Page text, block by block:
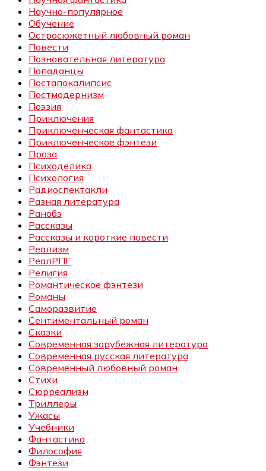
Научно-популярное
Обучение
Остросюжетный любовный роман
Повести
Познавательная литература
Попаданцы
Постапокалипсис
Постмодернизм
Поэзия
Приключения
Приключенческая фантастика
Приключенческое фэнтези
Проза
Психоделика
Психология
Радиоспектакли
Разная литература
Ранобэ
Рассказы
Рассказы и короткие повести
Реализм
РеалРПГ
Религия
Романтическое фэнтези
Романы
Саморазвитие
Сентиментальный роман
Сказки
Современная зарубежная литература
Современная русская литература
Современный любовный роман
Стихи
Сюрреализм
Триллеры
Ужасы
Учебники
Фантастика
Философия
Фэнтези